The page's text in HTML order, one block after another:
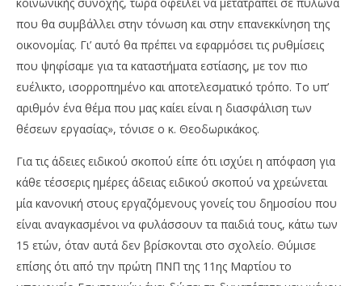
που θα συμβάλλει στην τόνωση και στην επανεκκίνηση της
οικονομίας. Γι’ αυτό θα πρέπει να εφαρμόσει τις ρυθμίσεις
που ψηφίσαμε για τα καταστήματα εστίασης, με τον πιο
ευέλικτο, ισορροπημένο και αποτελεσματικό τρόπο. Το υπ’
αριθμόν ένα θέμα που μας καίει είναι η διασφάλιση των
θέσεων εργασίας», τόνισε ο κ. Θεοδωρικάκος.
Για τις άδειες ειδικού σκοπού είπε ότι ισχύει η απόφαση για
κάθε τέσσερις ημέρες άδειας ειδικού σκοπού να χρεώνεται
μία κανονική στους εργαζόμενους γονείς του δημοσίου που
είναι αναγκασμένοι να φυλάσσουν τα παιδιά τους, κάτω των
15 ετών, όταν αυτά δεν βρίσκονται στο σχολείο. Θύμισε
επίσης ότι από την πρώτη ΠΝΠ της 11ης Μαρτίου το